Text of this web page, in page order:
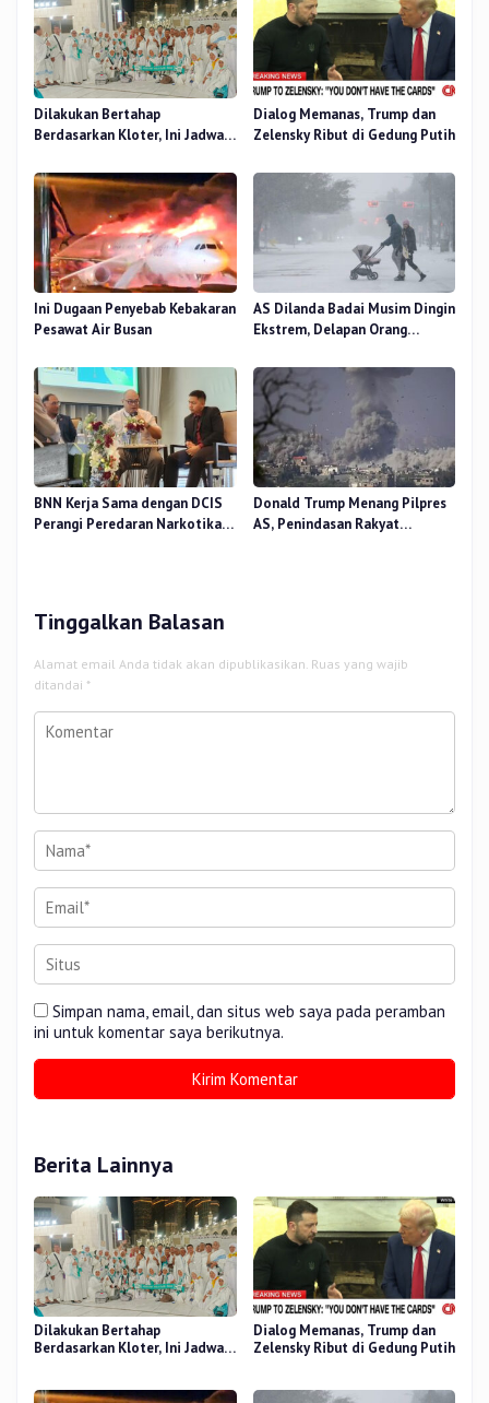
Dilakukan Bertahap
Berdasarkan Kloter, Ini Jadwal
Dialog Memanas, Trump dan
Zelensky Ribut di Gedung Putih
Ini Dugaan Penyebab Kebakaran
Pesawat Air Busan
AS Dilanda Badai Musim Dingin
Ekstrem, Delapan Orang
BNN Kerja Sama dengan DCIS
Perangi Peredaran Narkotika
Donald Trump Menang Pilpres
AS, Penindasan Rakyat
Tinggalkan Balasan
Alamat email Anda tidak akan dipublikasikan. Ruas yang wajib
ditandai *
Simpan nama, email, dan situs web saya pada peramban
ini untuk komentar saya berikutnya.
Berita Lainnya
Dilakukan Bertahap
Berdasarkan Kloter, Ini Jadwal
Dialog Memanas, Trump dan
Zelensky Ribut di Gedung Putih